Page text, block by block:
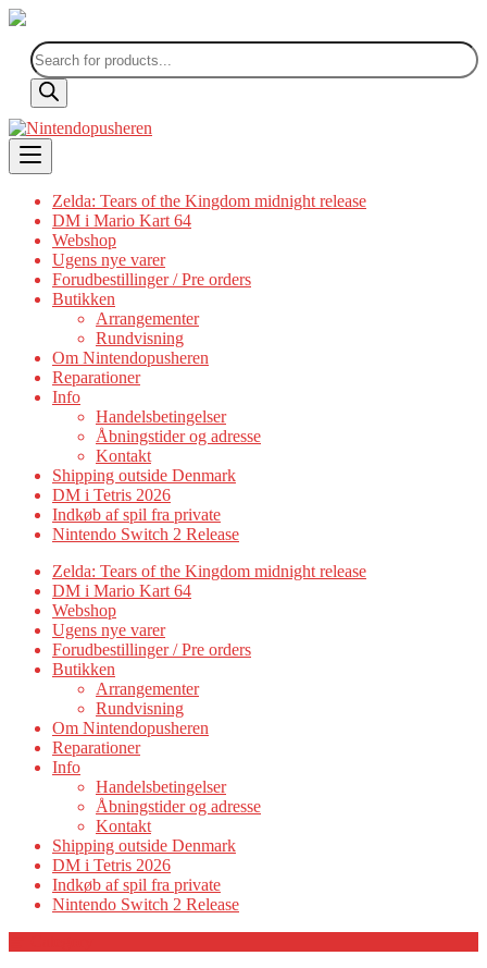
Products
search
Skip
to
content
Zelda: Tears of the Kingdom midnight release
DM i Mario Kart 64
Webshop
Ugens nye varer
Forudbestillinger / Pre orders
Butikken
Arrangementer
Rundvisning
Om Nintendopusheren
Reparationer
Info
Handelsbetingelser
Åbningstider og adresse
Kontakt
Shipping outside Denmark
DM i Tetris 2026
Indkøb af spil fra private
Nintendo Switch 2 Release
Zelda: Tears of the Kingdom midnight release
DM i Mario Kart 64
Webshop
Ugens nye varer
Forudbestillinger / Pre orders
Butikken
Arrangementer
Rundvisning
Om Nintendopusheren
Reparationer
Info
Handelsbetingelser
Åbningstider og adresse
Kontakt
Shipping outside Denmark
DM i Tetris 2026
Indkøb af spil fra private
Nintendo Switch 2 Release